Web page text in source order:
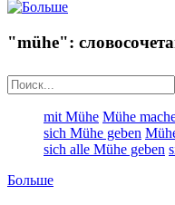
"mühe":
mit Mühe Mühe
sich Mühe geben
sich alle Mühe geben
Больше